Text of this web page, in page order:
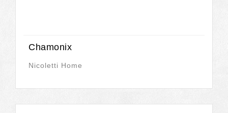
Chamonix
Nicoletti Home